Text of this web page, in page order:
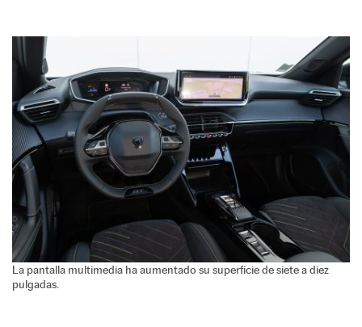
La pantalla multimedia ha aumentado su superficie de siete a diez
pulgadas.